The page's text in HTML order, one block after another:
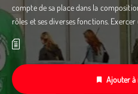
compte de sa place dans la
rôles et ses diverses fonctions.
Ajouter à